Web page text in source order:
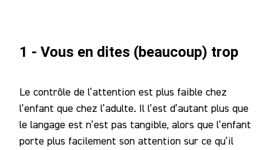
1 - Vous en dites (beaucoup) trop
Le contrôle de l’attention est plus faible chez
l’enfant que chez l’adulte. Il l’est d’autant plus que
le langage est n’est pas tangible, alors que l’enfant
porte plus facilement son attention sur ce qu’il